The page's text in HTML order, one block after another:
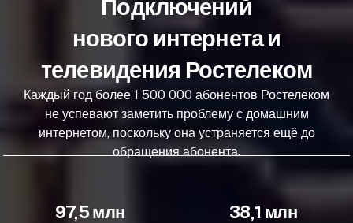
Подключений
нового интернета и
телевидения Ростелеком
Каждый год более 1 500 000 абонентов Ростелеком
не успевают заметить проблему с домашним
интернетом, поскольку она устраняется ещё до
обращения абонента.
97,5 млн 38,1 млн